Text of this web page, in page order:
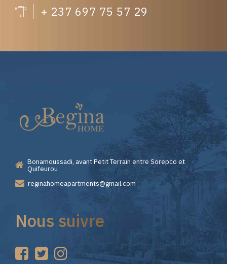
+ 237 697 75 57 29
Casino
—
Premiers
Pas
sur
Bonamoussadi, avant Petit Terrain entre Sorepco et
Quifeurou
reginahomeapartments@gmail.com
Nous suivre